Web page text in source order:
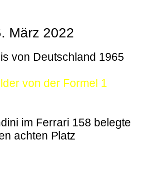
März 2022
von Deutschland 1965
von der Formel 1
im Ferrari 158 belegte
achten Platz